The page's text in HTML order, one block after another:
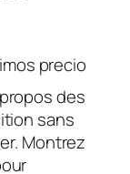
des
sans
Montrez